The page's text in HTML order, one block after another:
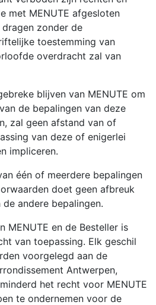
met MENUTE afgesloten
zonder de
toestemming van
overdracht zal van
blijven van MENUTE om
de bepalingen van deze
zal geen afstand van of
van deze of enigerlei
impliceren.
één of meerdere bepalingen
doet geen afbreuk
andere bepalingen.
MENUTE en de Besteller is
van toepassing. Elk geschil
voorgelegd aan de
Antwerpen,
het recht voor MENUTE
te ondernemen voor de